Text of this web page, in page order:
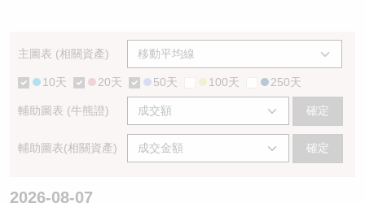
主圖表 (相關資產)
10天 20天 50天 100天 250天
輔助圖表 (牛熊證) 確定
輔助圖表(相關資產) 確定
2026-08-07